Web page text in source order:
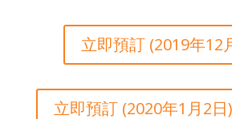
立即預訂 (2019年12
立即預訂 (2020年1月2日)